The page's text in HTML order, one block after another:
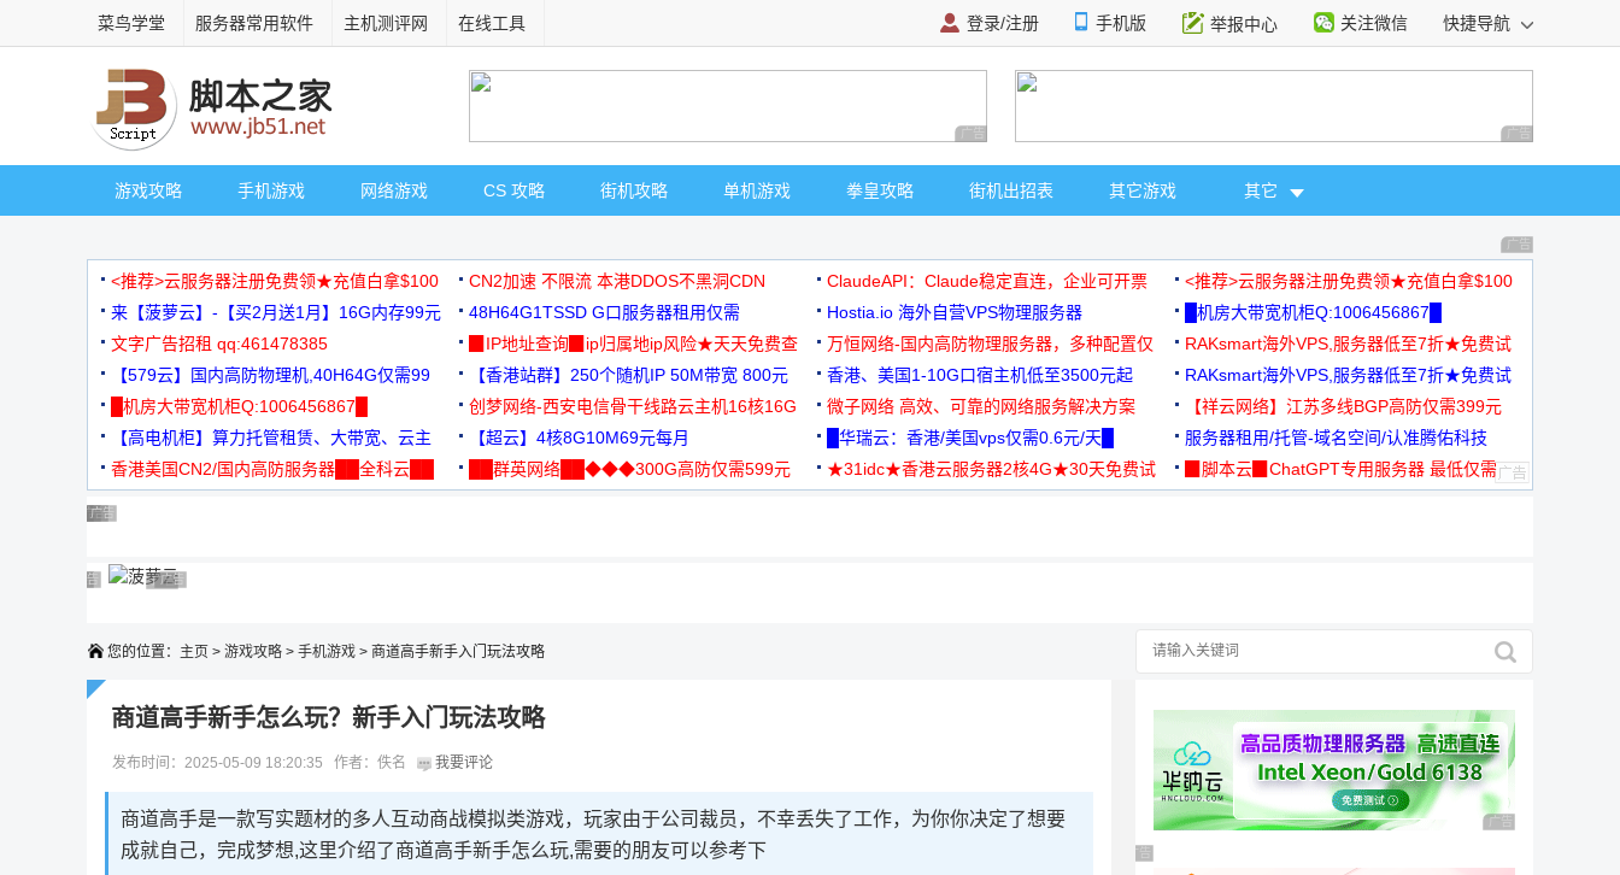
菜鸟学堂 服务器常用软件 主机测评网 在线工具 登录/注册 手机版 举报中心 关注微信 快捷导航
广告 商业广告，理性选择 广告 商业广告，理
游戏攻略 手机游戏 网络游戏 CS 攻略 街机攻略 单机游戏 拳皇攻略 街机出招表 其它游戏 其它
广告 商业广告，理
<推荐>云服务器注册免费领★充值白拿$100 CN2加速 不限流 本港DDOS不黑洞CDN ClaudeAPI：Claude稳定直连，企业可开票
<推荐>云服务器注册免费领★充值白拿$100
来【菠萝云】-【买2月送1月】16G内存99元
48H64G1TSSD G口服务器租用仅需
3000+可免费测试
Hostia.io 海外自营VPS物理服务器
█机房大带宽机柜Q:1006456867█
文字广告招租 qq:461478385
▉IP地址查询▉ip归属地ip风险★天天免费查
万恒网络-国内高防物理服务器，多种配置仅
99元/月起
RAKsmart海外VPS,服务器低至7折★免费试
用★
【579云】国内高防物理机,40H64G仅需99
元
【香港站群】250个随机IP 50M带宽 800元 香港、美国1-10G口宿主机低至3500元起
RAKsmart海外VPS,服务器低至7折★免费试
用★
█机房大带宽机柜Q:1006456867█
创梦网络-西安电信骨干线路云主机16核16G
88元/月
微子网络 高效、可靠的网络服务解决方案
【祥云网络】江苏多线BGP高防仅需399元
【高电机柜】算力托管租赁、大带宽、云主
机
【超云】4核8G10M69元每月 █华瑞云：香港/美国vps仅需0.6元/天█
服务器租用/托管-域名空间/认准腾佑科技
香港美国CN2/国内高防服务器██全科云██
██群英网络██◆◆◆300G高防仅需599元
★31idc★香港云服务器2核4G★30天免费试
▉脚本云▉ChatGPT专用服务器 最低仅需
广告 商业广告，理性选择
广告 商业广告，理性选择
广告 商业广告，理性选择
广告 商业广告，理性选择
广告 商业广告，理性选择
广告 商业广告，理性选择
广告 商业广告，理性选择
广告 商业广告，理性选择广告 商业广告，理性选择
广告 商业广告，理性选择
您的位置： 主页 > 游戏攻略 > 手机游戏 > 商道高手新手入门玩法攻略
商道高手新手怎么玩？新手入门玩法攻略
发布时间：2025-05-09 18:20:35 作者：佚名 我要评论
商道高手是一款写实题材的多人互动商战模拟类游戏，玩家由于公司裁员，不幸丢失了工作，为你你决定了想要
成就自己，完成梦想,这里介绍了商道高手新手怎么玩,需要的朋友可以参考下
广告 商业广告，理性
广告 商业广告，理性选择